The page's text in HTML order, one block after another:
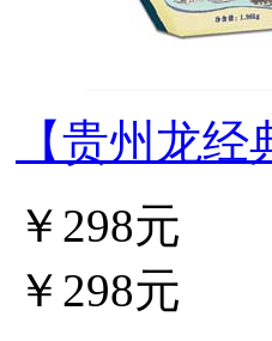
【贵州龙经
￥298元
￥298元